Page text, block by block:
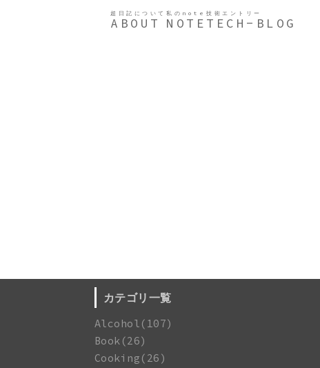
超日記について
ABOUT
私のnote
NOTE
技術エントリー
TECH-BLOG
カテゴリ一覧
Alcohol(107)
Book(26)
Cooking(26)